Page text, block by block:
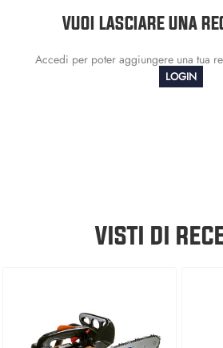
VUOI LASCIARE UNA
Accedi per poter aggiungere una tua
LOGIN
VISTI DI